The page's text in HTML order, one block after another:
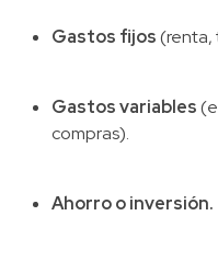
Gastos fijos(renta,
Gastos variables
compras).
Ahorro o inversión.